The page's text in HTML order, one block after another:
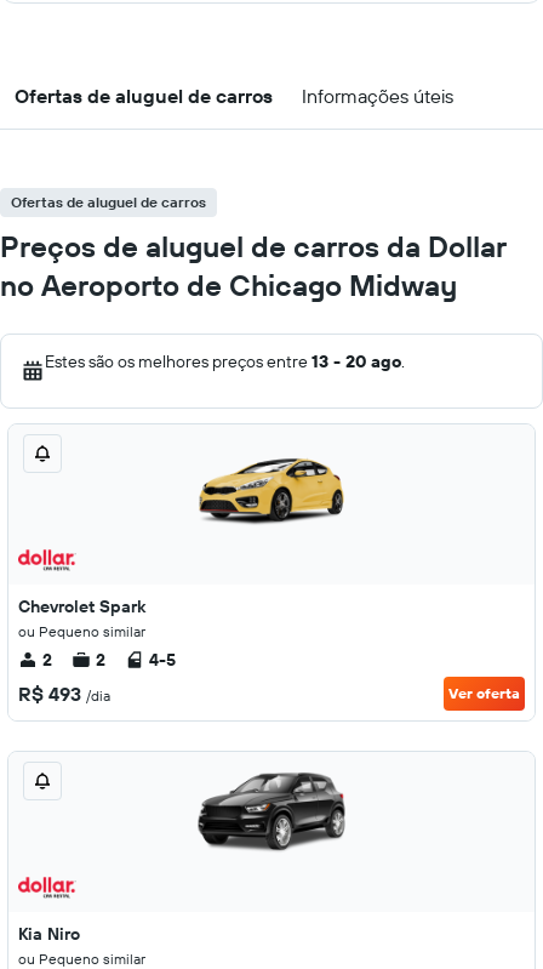
Ofertas de aluguel de carros Informações úteis
Ofertas de aluguel de carros
Preços de aluguel de carros da Dollar
no Aeroporto de Chicago Midway
Estes são os melhores preços entre13 - 20 ago.
Chevrolet Spark
ou Pequeno similar
2 2 4-5
R$ 493 /dia Ver oferta
Kia Niro
ou Pequeno similar